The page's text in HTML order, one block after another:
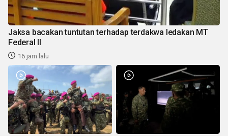
Jaksa bacakan tuntutan terhadap terdakwa ledakan MT
Federal II
16 jam lalu